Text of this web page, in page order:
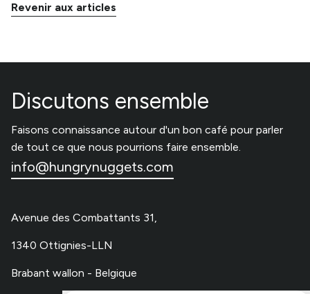
Revenir aux articles
Discutons ensemble
Faisons connaissance autour d'un bon café pour parler
de tout ce que nous pourrions faire ensemble.
info@hungrynuggets.com
Avenue des Combattants 31,
1340 Ottignies-LLN
Brabant wallon - Belgique